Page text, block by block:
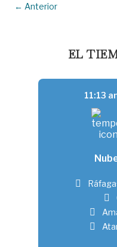
← Anterior
EL
11:13